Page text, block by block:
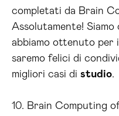
completati da Brain
Assolutamente!
abbiamo ottenuto
saremo felici di
migliori casi di studio.
10. Brain Computing